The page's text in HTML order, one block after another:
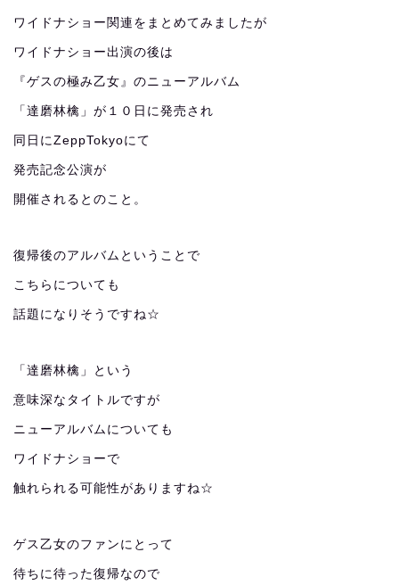
ワイドナショー関連をまとめてみましたが
ワイドナショー出演の後は
『ゲスの極み乙女』のニューアルバム
「達磨林檎」が１０日に発売され
同日にZeppTokyoにて
発売記念公演が
開催されるとのこと。
復帰後のアルバムということで
こちらについても
話題になりそうですね☆
「達磨林檎」という
意味深なタイトルですが
ニューアルバムについても
ワイドナショーで
触れられる可能性がありますね☆
ゲス乙女のファンにとって
待ちに待った復帰なので